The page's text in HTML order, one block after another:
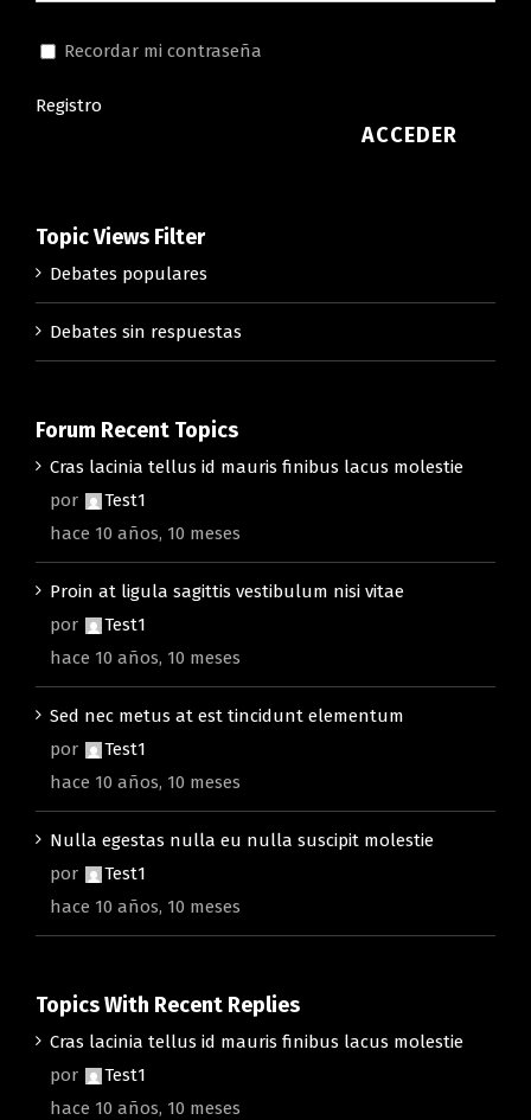
Recordar mi contraseña
ACCEDER
Registro
Topic Views Filter
Debates populares
Debates sin respuestas
Forum Recent Topics
Cras lacinia tellus id mauris finibus lacus molestie
por
Test1
hace 10 años, 10 meses
Proin at ligula sagittis vestibulum nisi vitae
por
Test1
hace 10 años, 10 meses
Sed nec metus at est tincidunt elementum
por
Test1
hace 10 años, 10 meses
Nulla egestas nulla eu nulla suscipit molestie
por
Test1
hace 10 años, 10 meses
Topics With Recent Replies
Cras lacinia tellus id mauris finibus lacus molestie
por
Test1
hace 10 años, 10 meses